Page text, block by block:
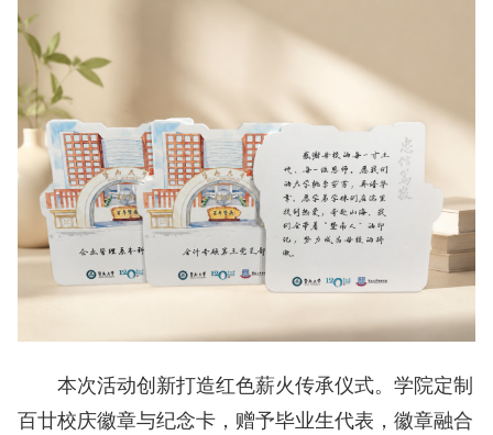
本次活动创新打造红色薪火传承仪式。学院定制
百廿校庆徽章与纪念卡，赠予毕业生代表，徽章融合